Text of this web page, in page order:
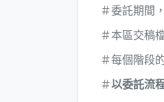
＃委託期間
＃本區交稿
＃每個階段
＃以委託流